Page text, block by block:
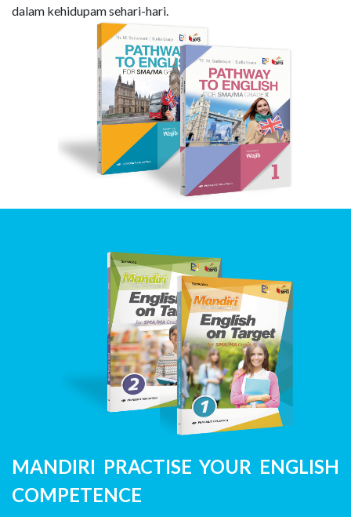
dalam kehidupam sehari-hari.
MANDIRI PRACTISE YOUR ENGLISH
COMPETENCE